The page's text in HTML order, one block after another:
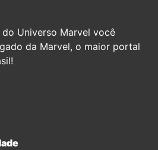
Universo Marvel você
da Marvel, o maior portal